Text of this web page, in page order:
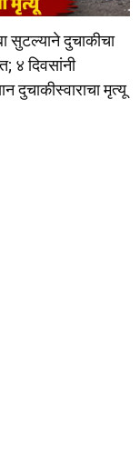
सुटल्याने दुचाकीचा
४ दिवसांनी
दुचाकीस्वाराचा मृत्यू